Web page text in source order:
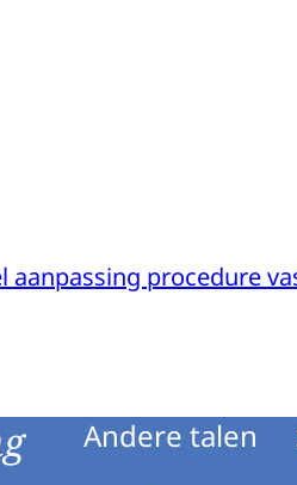
procedure
Andere talen